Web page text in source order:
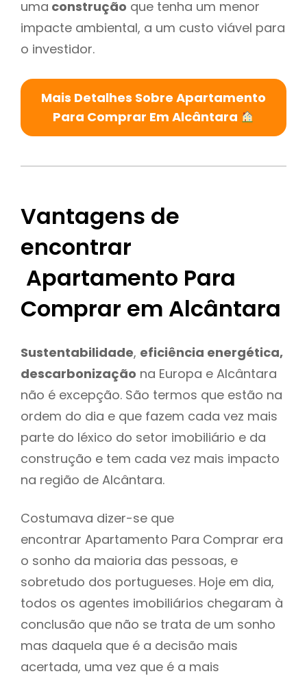
uma construção que tenha um menor
impacte ambiental, a um custo viável para
o investidor.
Mais Detalhes Sobre Apartamento
Para Comprar Em Alcântara
Vantagens de
encontrar
Apartamento Para
Comprar em Alcântara
Sustentabilidade, eficiência energética,
descarbonização na Europa e Alcântara
não é excepção. São termos que estão na
ordem do dia e que fazem cada vez mais
parte do léxico do setor imobiliário e da
construção e tem cada vez mais impacto
na região de Alcântara.
Costumava dizer-se que
encontrar Apartamento Para Comprar era
o sonho da maioria das pessoas, e
sobretudo dos portugueses. Hoje em dia,
todos os agentes imobiliários chegaram à
conclusão que não se trata de um sonho
mas daquela que é a decisão mais
acertada, uma vez que é a mais